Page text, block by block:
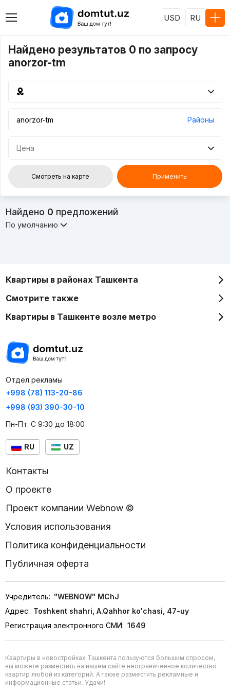
USD RU
Найдено результатов 0 по запросу
anorzor-tm
Районы
Цена
Смотреть на карте Применить
Найдено 0 предложений
По умолчанию
Квартиры в районах Ташкента
Смотрите также
Квартиры в Ташкенте возле метро
Отдел рекламы
+998 (78) 113-20-86
+998 (93) 390-30-10
Пн-Пт. С 9:30 до 18:00
RU UZ
Контакты
О проекте
Проект компании Webnow ©
Условия использования
Политика конфиденциальности
Публичная оферта
Учредитель: "WEBNOW" MChJ
Адрес: Toshkent shahri, A.Qahhor ko'chasi, 47-uy
Регистрация электронного СМИ: 1649
Квартиры в новостройках Ташкента пользуются большим спросом,
вы можете разместить на нашем сайте неограниченное количество
квартир любой из категорий. А также разместить рекламные и
информационные статьи. Удачи!